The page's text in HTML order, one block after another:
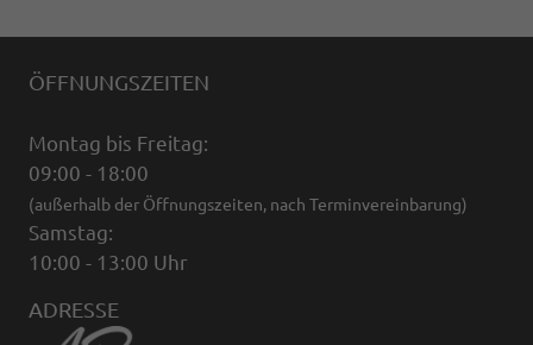
ÖFFNUNGSZEITEN
Montag bis Freitag:
09:00 - 18:00
(außerhalb der Öffnungszeiten, nach Terminvereinbarung)
Samstag:
10:00 - 13:00 Uhr
ADRESSE